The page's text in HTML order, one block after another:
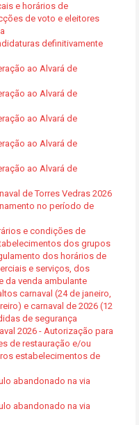
e horários de
de voto e eleitores
definitivamente
ao Alvará de
ao Alvará de
ao Alvará de
ao Alvará de
ao Alvará de
de Torres Vedras 2026
no período de
e condições de
dos grupos
dos horários de
e serviços, dos
da venda ambulante
carnaval (24 de janeiro,
e carnaval de 2026 (12
de segurança
2026 - Autorização para
de restauração e/ou
estabelecimentos de
abandonado na via
abandonado na via